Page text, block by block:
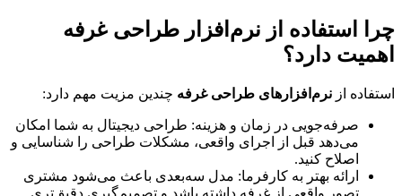
استفاده از نرم‌افزار طراحی غرفه
دارد؟
ازنرم‌افزارهای طراحی غرفهچندین مزیت مهم دارد:
صرفه‌جویی در زمان و هزینه: طراحی دیجیتال به شما امکان
می‌دهد قبل از اجرای واقعی، مشکلات طراحی را شناسایی و
اصلاح کنید.
ارائه بهتر به کارفرما: مدل سه‌بعدی باعث می‌شود مشتری
تصور واقعی از غرفه داشته باشد و تصمیم‌گیری دقیق‌تری